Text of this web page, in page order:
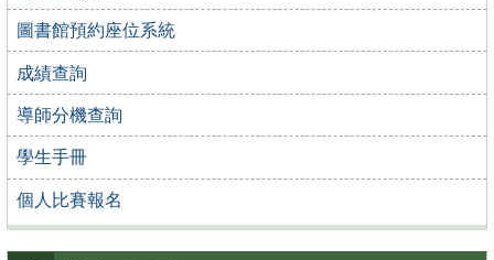
圖書館預約座位系統
成績查詢
導師分機查詢
學生手冊
個人比賽報名